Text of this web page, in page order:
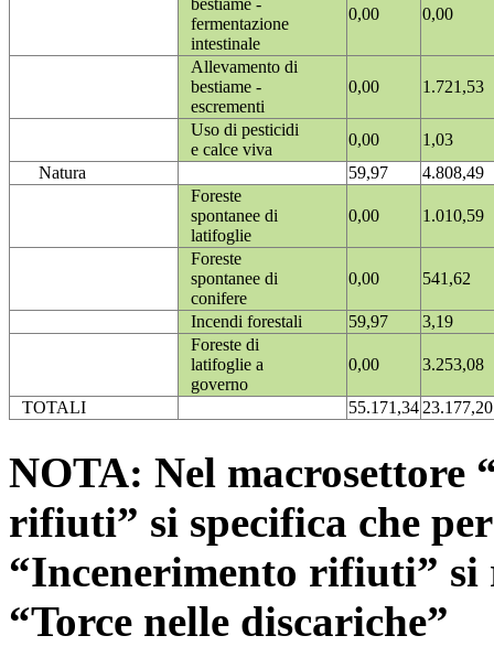
bestiame -
fermentazione
intestinale
0,00 0,00
Allevamento di
bestiame -
escrementi
0,00 1.721,53
Uso di pesticidi
e calce viva
0,00
1,03
Natura
59,97
4.808,49
Foreste
spontanee di
latifoglie
0,00 1.010,59
Foreste
spontanee di
conifere
0,00 541,62
Incendi forestali 59,97
3,19
Foreste di
latifoglie a
governo
0,00 3.253,08
TOTALI 55.171,3423.177,20
NOTA: Nel macrosettore
rifiuti” si specifica che
“Incenerimento rifiuti”
“Torce nelle discariche”